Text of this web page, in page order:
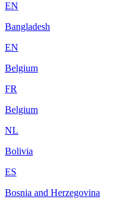
EN
Bangladesh
EN
Belgium
FR
Belgium
NL
Bolivia
ES
Bosnia and Herzegovina